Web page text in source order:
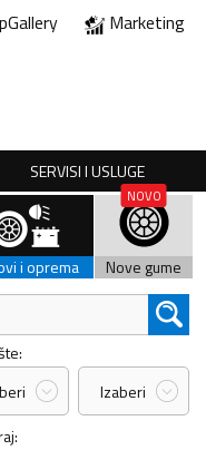
Marketing
SERVISI I USLUGE
i oprema Nove gume
Izaberi